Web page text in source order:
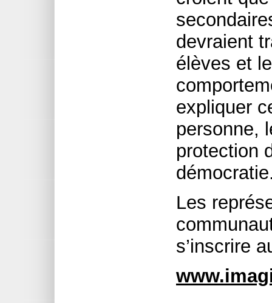
devraient
élèves et
expliquer
personne,
protection
Les
s’inscrire